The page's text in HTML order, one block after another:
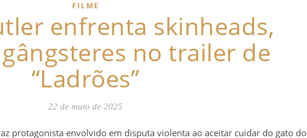
FILME
enfrenta skinheads,
no trailer de
“Ladrões”
22 de maio de 2025
protagonista envolvido em disputa violenta ao aceitar cuidar do gato do